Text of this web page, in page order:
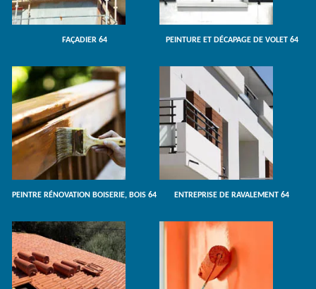
FAÇADIER 64 PEINTURE ET DÉCAPAGE DE VOLET 64
PEINTRE RÉNOVATION BOISERIE, BOIS 64 ENTREPRISE DE RAVALEMENT 64